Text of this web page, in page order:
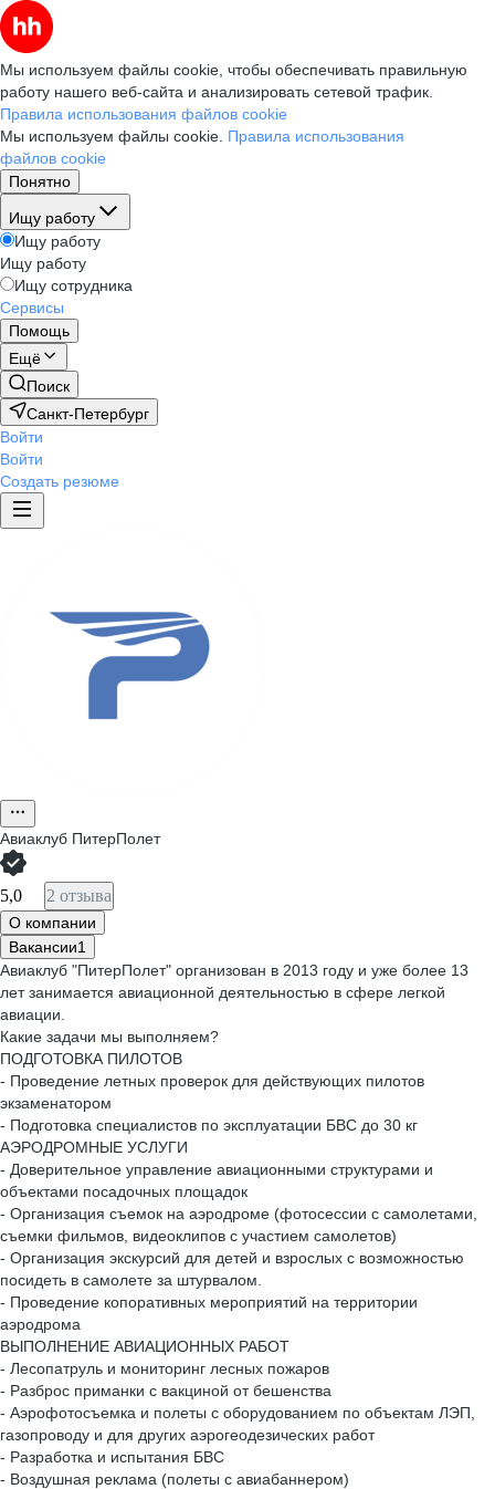
Мы используем файлы cookie, чтобы обеспечивать правильную
работу нашего веб-сайта и анализировать сетевой трафик.
Правила использования файлов cookie
Мы используем файлы cookie. Правила использования
файлов cookie
Понятно
Ищу работу
Ищу работу
Ищу работу
Ищу сотрудника
Сервисы
Помощь
Ещё
Поиск
Санкт-Петербург
Войти
Войти
Создать резюме
Авиаклуб ПитерПолет
5,0 2 отзыва
О компании
Вакансии1
Авиаклуб "ПитерПолет" организован в 2013 году и уже более 13
лет занимается авиационной деятельностью в сфере легкой
авиации.
Какие задачи мы выполняем?
ПОДГОТОВКА ПИЛОТОВ
- Проведение летных проверок для действующих пилотов
экзаменатором
- Подготовка специалистов по эксплуатации БВС до 30 кг
АЭРОДРОМНЫЕ УСЛУГИ
- Доверительное управление авиационными структурами и
объектами посадочных площадок
- Организация съемок на аэродроме (фотосессии с самолетами,
съемки фильмов, видеоклипов с участием самолетов)
- Организация экскурсий для детей и взрослых с возможностью
посидеть в самолете за штурвалом.
- Проведение копоративных мероприятий на территории
аэродрома
ВЫПОЛНЕНИЕ АВИАЦИОННЫХ РАБОТ
- Лесопатруль и мониторинг лесных пожаров
- Разброс приманки с вакциной от бешенства
- Аэрофотосъемка и полеты с оборудованием по объектам ЛЭП,
газопроводу и для других аэрогеодезических работ
- Разработка и испытания БВС
- Воздушная реклама (полеты с авиабаннером)